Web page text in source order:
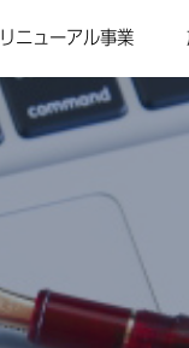
リニューアル事業